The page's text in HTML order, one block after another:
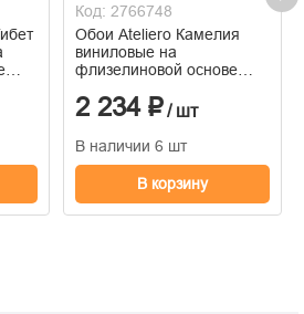
Код: 2766748
Обои Ateliero Камелия
виниловые на
флизелиновой основе
1,06м*10м
2 234 ₽/ шт
В наличии 6 шт
В корзину